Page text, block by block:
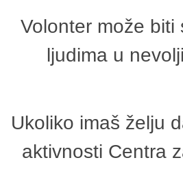
Volonter može
ljudima u
Ukoliko imaš želju
aktivnosti Centra